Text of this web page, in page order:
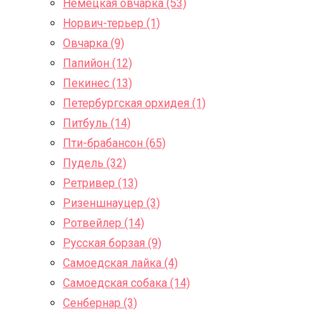
Немецкая овчарка (53)
Норвич-терьер (1)
Овчарка (9)
Папийон (12)
Пекинес (13)
Петербургская орхидея (1)
Питбуль (14)
Пти-брабансон (65)
Пудель (32)
Ретривер (13)
Ризеншнауцер (3)
Ротвейлер (14)
Русская борзая (9)
Самоедская лайка (4)
Самоедская собака (14)
Сенбернар (3)